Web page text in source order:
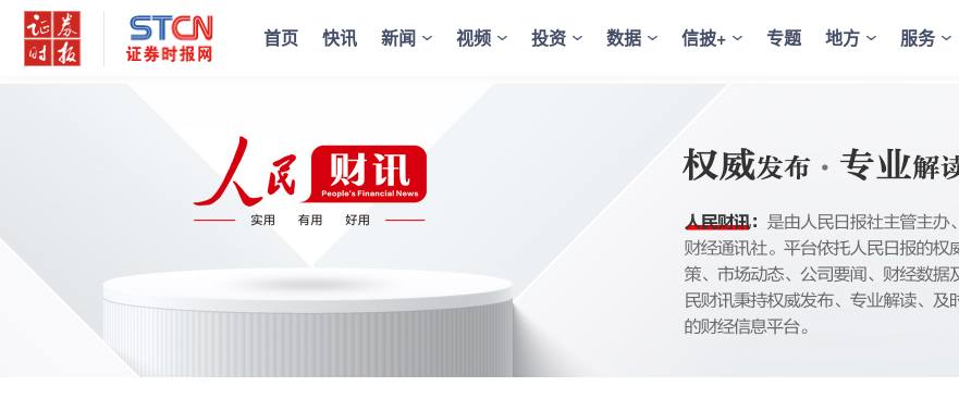
首页 快讯 新闻 视频 投资 数据 信披+ 专题 地方 服务